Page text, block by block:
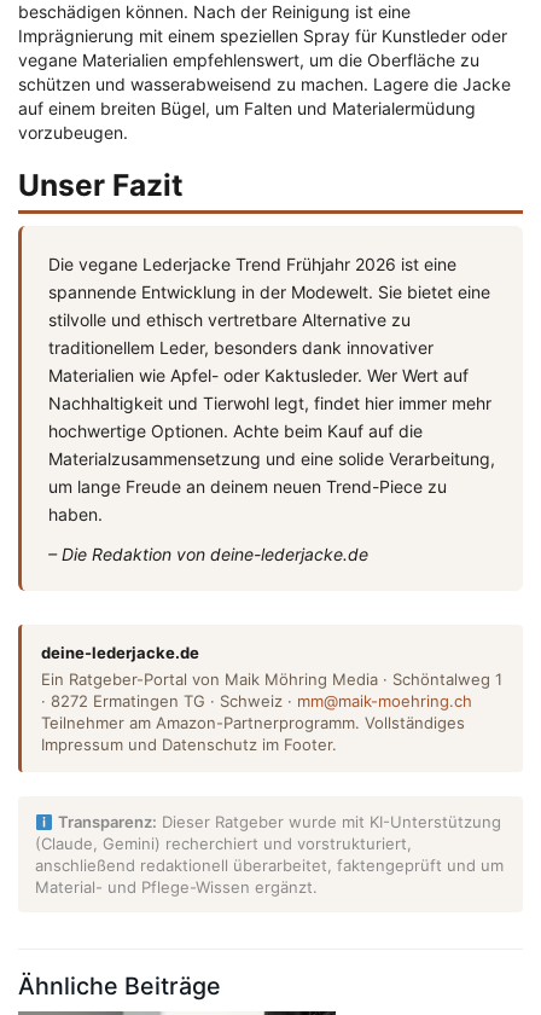
beschädigen können. Nach der Reinigung ist eine
Imprägnierung mit einem speziellen Spray für Kunstleder oder
vegane Materialien empfehlenswert, um die Oberfläche zu
schützen und wasserabweisend zu machen. Lagere die Jacke
auf einem breiten Bügel, um Falten und Materialermüdung
vorzubeugen.
Unser Fazit
Die vegane Lederjacke Trend Frühjahr 2026 ist eine
spannende Entwicklung in der Modewelt. Sie bietet eine
stilvolle und ethisch vertretbare Alternative zu
traditionellem Leder, besonders dank innovativer
Materialien wie Apfel- oder Kaktusleder. Wer Wert auf
Nachhaltigkeit und Tierwohl legt, findet hier immer mehr
hochwertige Optionen. Achte beim Kauf auf die
Materialzusammensetzung und eine solide Verarbeitung,
um lange Freude an deinem neuen Trend-Piece zu
haben.
– Die Redaktion von deine-lederjacke.de
deine-lederjacke.de
Ein Ratgeber-Portal von Maik Möhring Media · Schöntalweg 1
· 8272 Ermatingen TG · Schweiz · mm@maik-moehring.ch
Teilnehmer am Amazon-Partnerprogramm. Vollständiges
Impressum und Datenschutz im Footer.
Transparenz: Dieser Ratgeber wurde mit KI-Unterstützung
(Claude, Gemini) recherchiert und vorstrukturiert,
anschließend redaktionell überarbeitet, faktengeprüft und um
Material- und Pflege-Wissen ergänzt.
Ähnliche Beiträge